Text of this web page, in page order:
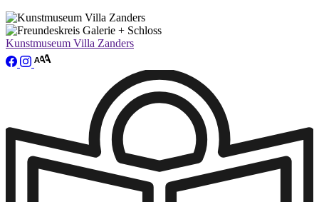
Kunstmuseum Villa Zanders